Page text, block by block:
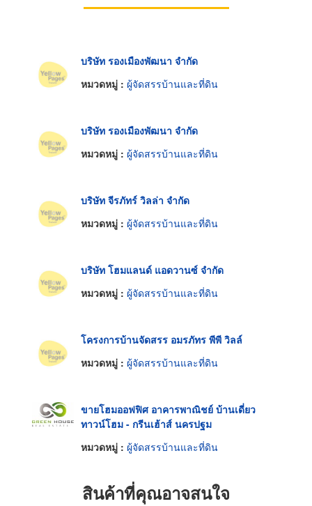
บริษัท รองเมืองพัฒนา จำกัด
หมวดหมู่ : ผู้จัดสรรบ้านและที่ดิน
บริษัท รองเมืองพัฒนา จำกัด
หมวดหมู่ : ผู้จัดสรรบ้านและที่ดิน
บริษัท จีรภัทร์ วิลล่า จำกัด
หมวดหมู่ : ผู้จัดสรรบ้านและที่ดิน
บริษัท โฮมแลนด์ แอดวานซ์ จำกัด
หมวดหมู่ : ผู้จัดสรรบ้านและที่ดิน
โครงการบ้านจัดสรร อมรภัทร พีพี วิลล์
หมวดหมู่ : ผู้จัดสรรบ้านและที่ดิน
ขายโฮมออฟฟิศ อาคารพาณิชย์ บ้านเดี่ยว
ทาวน์โฮม - กรีนเฮ้าส์ นครปฐม
หมวดหมู่ : ผู้จัดสรรบ้านและที่ดิน
สินค้าที่คุณอาจสนใจ